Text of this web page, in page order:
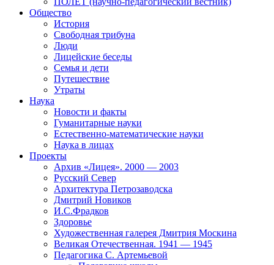
Общество
История
Свободная трибуна
Люди
Лицейские беседы
Семья и дети
Путешествие
Утраты
Наука
Новости и факты
Гуманитарные науки
Естественно-математические науки
Наука в лицах
Проекты
Архив «Лицея». 2000 — 2003
Русский Север
Архитектура Петрозаводска
Дмитрий Новиков
И.С.Фрадков
Здоровье
Художественная галерея Дмитрия Москина
Великая Отечественная. 1941 — 1945
Педагогика С. Артемьевой